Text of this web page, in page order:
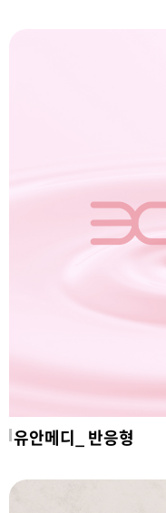
유안메디_ 반응형